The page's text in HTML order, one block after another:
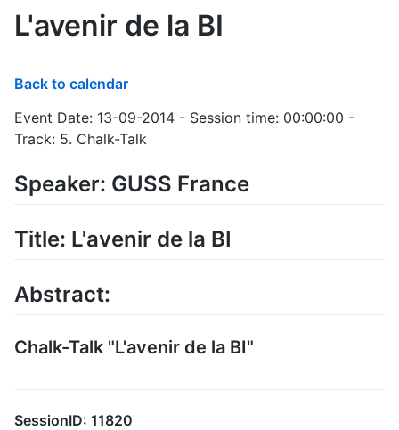
L'avenir de la BI
Back to calendar
Event Date: 13-09-2014 - Session time: 00:00:00 -
Track: 5. Chalk-Talk
Speaker: GUSS France
Title: L'avenir de la BI
Abstract:
Chalk-Talk "L'avenir de la BI"
SessionID: 11820